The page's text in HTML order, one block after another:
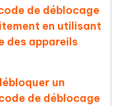
de déblocage
en utilisant
des appareils
un
de déblocage